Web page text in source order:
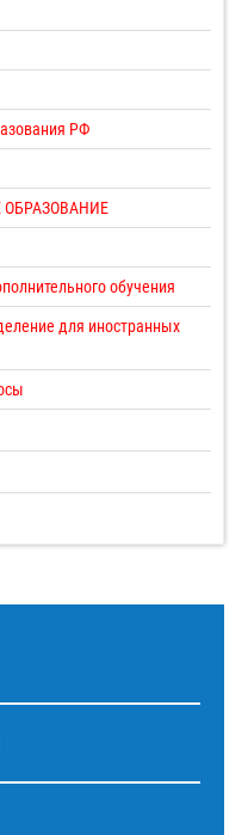
РФ
ОБРАЗОВАНИЕ
обучения
для иностранных